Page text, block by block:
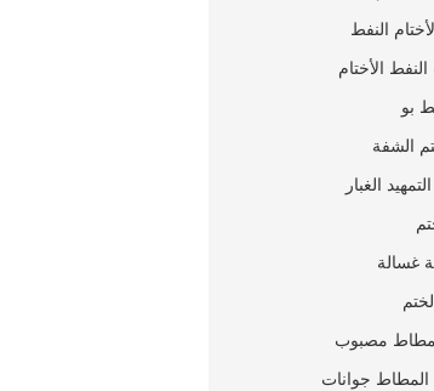
النفط
الأختام
بو
الشفة
الغبار
غسالة
مصبوب
جوانات